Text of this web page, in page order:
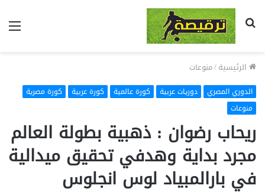
بحث
عن
الرئيسية/منوعات
الدوري المصري دوريات عربية كورة عالمية كورة عربية
كورة مصرية
منوعات
ريحاب رضوان : ذهبية بطولة العالم
مجرد بداية وهدفي تحقيق ميدالية
في بارالمبياد لوس انجلوس